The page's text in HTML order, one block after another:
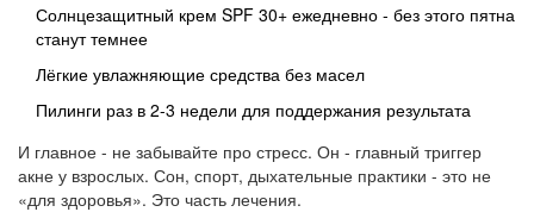
Солнцезащитный крем SPF 30+ ежедневно - без этого пятна
станут темнее
Лёгкие увлажняющие средства без масел
Пилинги раз в 2-3 недели для поддержания результата
И главное - не забывайте про стресс. Он - главный триггер
акне у взрослых. Сон, спорт, дыхательные практики - это не
«для здоровья». Это часть лечения.